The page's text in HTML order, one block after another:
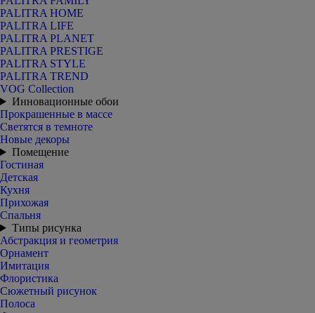
PALITRA HOME
PALITRA LIFE
PALITRA PLANET
PALITRA PRESTIGE
PALITRA STYLE
PALITRA TREND
VOG Collection
Инновационные обои
Прокрашенные в массе
Светятся в темноте
Новые декоры
Помещение
Гостиная
Детская
Кухня
Прихожая
Спальня
Типы рисунка
Абстракция и геометрия
Орнамент
Имитация
Флористика
Сюжетный рисунок
Полоса